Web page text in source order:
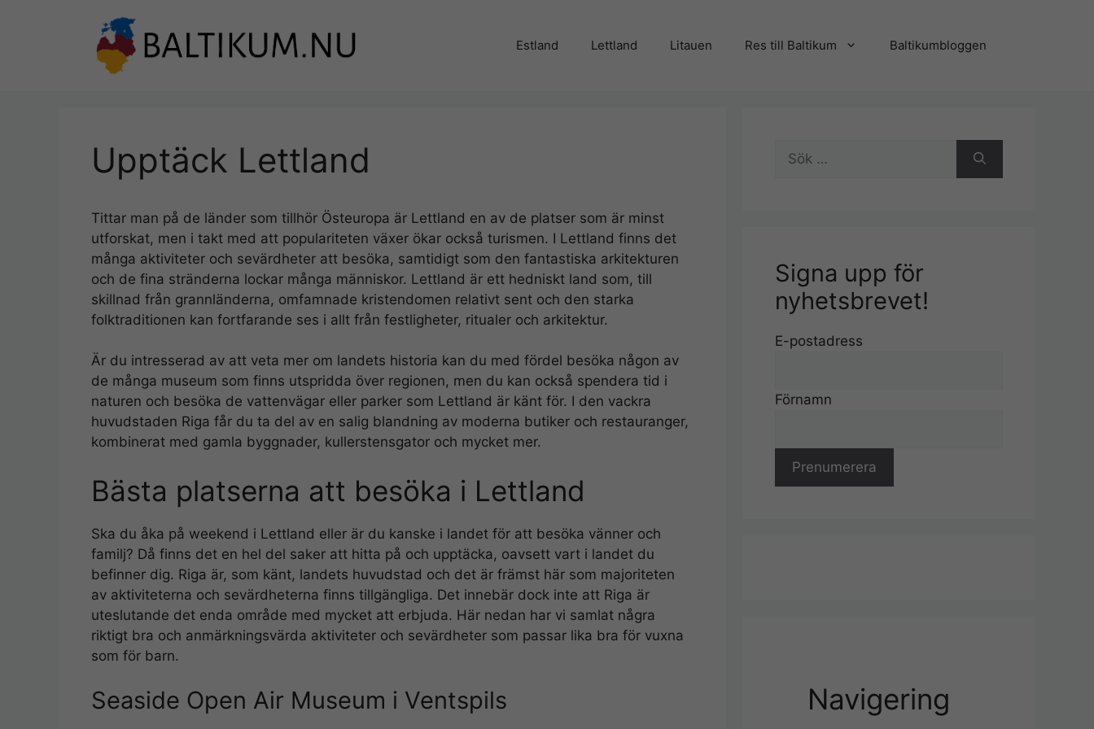
Estland Lettland Litauen Res till Baltikum Baltikumbloggen
Upptäck Lettland
Tittar man på de länder som tillhör Östeuropa är Lettland en av de platser som är minst
utforskat, men i takt med att populariteten växer ökar också turismen. I Lettland finns det
många aktiviteter och sevärdheter att besöka, samtidigt som den fantastiska arkitekturen
och de fina stränderna lockar många människor. Lettland är ett hedniskt land som, till
skillnad från grannländerna, omfamnade kristendomen relativt sent och den starka
folktraditionen kan fortfarande ses i allt från festligheter, ritualer och arkitektur.
Är du intresserad av att veta mer om landets historia kan du med fördel besöka någon av
de många museum som finns utspridda över regionen, men du kan också spendera tid i
naturen och besöka de vattenvägar eller parker som Lettland är känt för. I den vackra
huvudstaden Riga får du ta del av en salig blandning av moderna butiker och restauranger,
kombinerat med gamla byggnader, kullerstensgator och mycket mer.
Bästa platserna att besöka i Lettland
Ska du åka på weekend i Lettland eller är du kanske i landet för att besöka vänner och
familj? Då finns det en hel del saker att hitta på och upptäcka, oavsett vart i landet du
befinner dig. Riga är, som känt, landets huvudstad och det är främst här som majoriteten
av aktiviteterna och sevärdheterna finns tillgängliga. Det innebär dock inte att Riga är
uteslutande det enda område med mycket att erbjuda. Här nedan har vi samlat några
riktigt bra och anmärkningsvärda aktiviteter och sevärdheter som passar lika bra för vuxna
som för barn.
Seaside Open Air Museum i Ventspils
efter:
Signa upp för
nyhetsbrevet!
E-postadress
Förnamn
Navigering